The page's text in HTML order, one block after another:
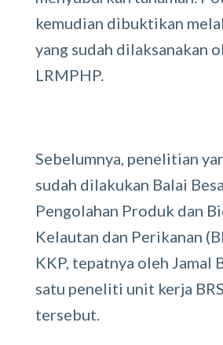
kemudian dibuktikan
yang sudah dilaksanakan
LRMPHP.
Sebelumnya, penelitian
sudah dilakukan Balai
Pengolahan Produk dan
Kelautan dan Perikanan
KKP, tepatnya oleh Jamal
satu peneliti unit kerja
tersebut.